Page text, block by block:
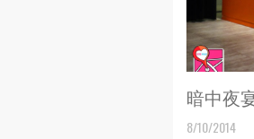
暗中夜
8/10/2014